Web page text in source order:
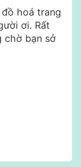
hoá trang
ơi. Rất
chờ bạn sở